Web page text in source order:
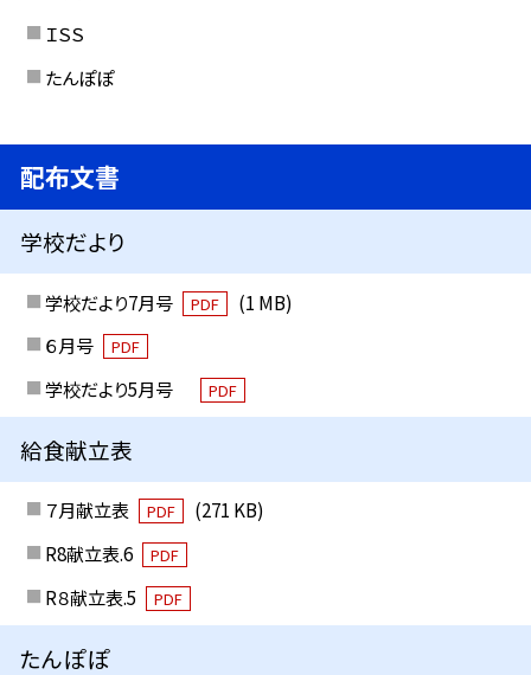
ＩＳＳ
たんぽぽ
配布文書
学校だより
学校だより7月号 PDF
(1 MB)
６月号
PDF
学校だより5月号 PDF
給食献立表
７月献立表 PDF
(271 KB)
R8献立表.6
PDF
R８献立表.5 PDF
たんぽぽ